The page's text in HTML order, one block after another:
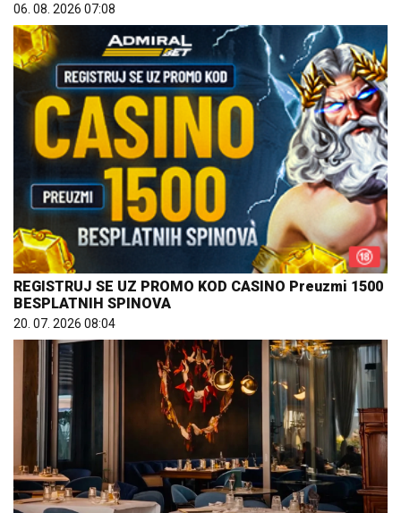
06. 08. 2026 07:08
REGISTRUJ SE UZ PROMO KOD CASINO Preuzmi 1500
BESPLATNIH SPINOVA
20. 07. 2026 08:04